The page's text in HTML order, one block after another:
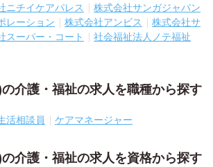
ニチイケアパレス
株式会社サンガジャパン
レーション
株式会社アンビス
株式会社サ
スーパー・コート
社会福祉法人ノテ福祉
介護・福祉の求人を職種から探す
活相談員 ケアマネージャー
介護・福祉の求人を資格から探す